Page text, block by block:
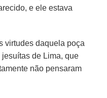
e ele estava
virtudes daquela poça
de Lima, que
não pensaram